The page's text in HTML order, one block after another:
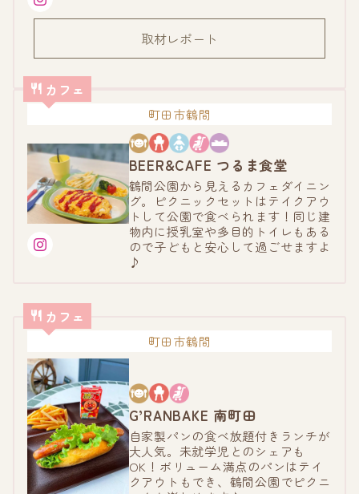
取材レポート
カフェ
町田市鶴間
BEER&CAFE つるま食堂
鶴間公園から見えるカフェダイニン
グ。ピクニックセットはテイクアウ
トして公園で食べられます！同じ建
物内に授乳室や多目的トイレもある
ので子どもと安心して過ごせますよ
♪
カフェ
町田市鶴間
G’RANBAKE 南町田
自家製パンの食べ放題付きランチが
大人気。未就学児とのシェアも
OK！ボリューム満点のパンはテイ
クアウトもでき、鶴間公園でピクニ